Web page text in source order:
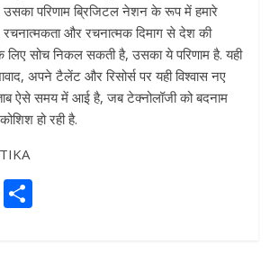
उसका परिणाम ब्रिजिटल नेशन के रूप में हमारे
रचनात्मकता और रचनात्मक दिमाग से देश की
सोच निकल सकती है, उसका ये परिणाम है. यही
अपने टैलेंट और रिसोर्स पर यही विश्वास नए
ऐसे समय में आई है, जब टेक्नोलॉजी को बदनाम
हो रही है.
E
m